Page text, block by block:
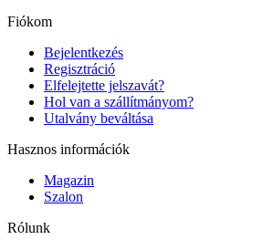
Fiókom
Bejelentkezés
Regisztráció
Elfelejtette jelszavát?
Hol van a szállítmányom?
Utalvány beváltása
Hasznos információk
Magazin
Szalon
Rólunk